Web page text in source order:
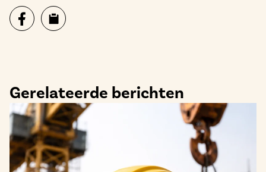
Gerelateerde berichten